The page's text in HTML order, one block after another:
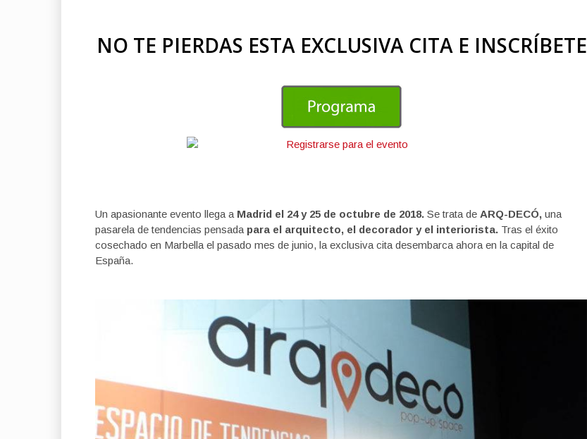
NO TE PIERDAS ESTA EXCLUSIVA CITA E INSCRÍBETE
Un apasionante evento llega aMadrid el 24 y 25 de octubre de 2018. Se trata de ARQ-DECÓ, una
pasarela de tendencias pensada para el arquitecto, el decorador y el interiorista. Tras el éxito
cosechado en Marbella el pasado mes de junio, la exclusiva cita desembarca ahora en la capital de
España.